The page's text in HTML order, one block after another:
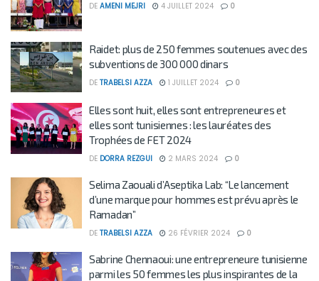
DE AMENI MEJRI 4 JUILLET 2024 0
Raidet: plus de 250 femmes soutenues avec des
subventions de 300 000 dinars
DE TRABELSI AZZA 1 JUILLET 2024 0
Elles sont huit, elles sont entrepreneures et
elles sont tunisiennes : les lauréates des
Trophées de FET 2024
DE DORRA REZGUI 2 MARS 2024 0
Selima Zaouali d’Aseptika Lab: “Le lancement
d’une marque pour hommes est prévu après le
Ramadan”
DE TRABELSI AZZA 26 FÉVRIER 2024 0
Sabrine Chennaoui: une entrepreneure tunisienne
parmi les 50 femmes les plus inspirantes de la